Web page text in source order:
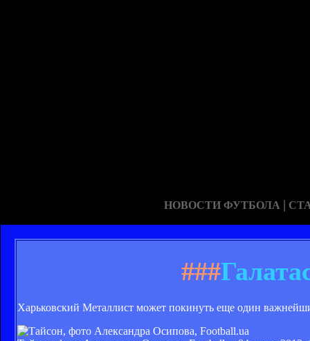
НОВОСТИ ФУТБОЛА |
###
Харьковский Металлист может покинуть еще один